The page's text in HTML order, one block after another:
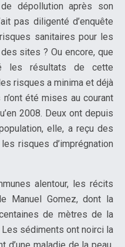
dépollution après son
pas diligenté d’enquête
sanitaires pour les
sites ? Ou encore, que
les résultats de cette
risques a minima et déjà
été mises au courant
2008. Deux ont depuis
elle, a reçu des
risques d’imprégnation
alentour, les récits
Manuel Gomez, dont la
de mètres de la
sédiments ont noirci la